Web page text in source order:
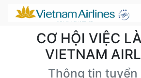
CƠ HỘI VIỆC
VIETNAM
Thông tin tuyển